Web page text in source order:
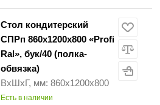
Стол кондитерский
СПРп 860х1200х800 «Profi
Ral», бук/40 (полка-
обвязка)
ВхШхГ, мм: 860х1200х800
Есть в наличии